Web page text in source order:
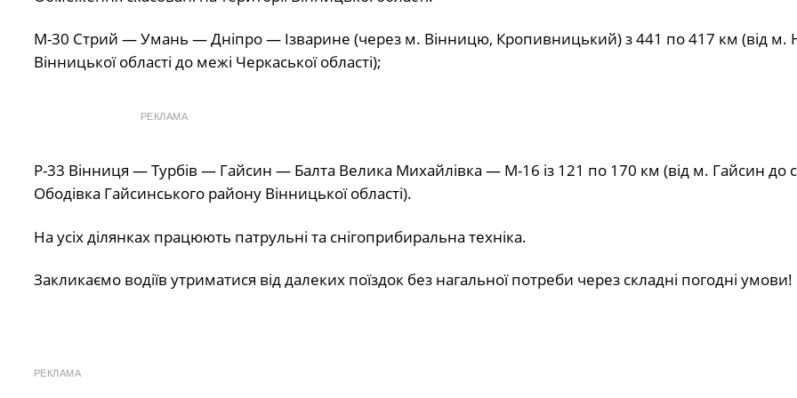
М-30 Стрий — Умань — Дніпро — Ізварине (через м. Вінницю, Кропивницький) з 441 по 417 км (від м.
Вінницької області до межі Черкаської області);
РЕКЛАМА
Р-33 Вінниця — Турбів — Гайсин — Балта Велика Михайлівка — M-16 із 121 по 170 км (від м. Гайсин до
Ободівка Гайсинського району Вінницької області).
На усіх ділянках працюють патрульні та снігоприбиральна техніка.
Закликаємо водіїв утриматися від далеких поїздок без нагальної потреби через складні погодні умови!
РЕКЛАМА